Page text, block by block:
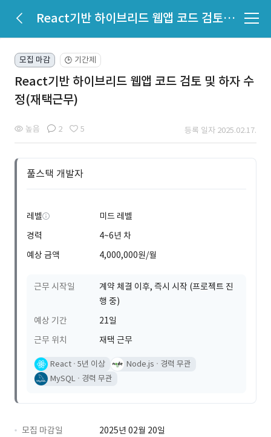
React기반 하이브리드 웹앱 코드 검토 및 하자 수정(재택근무)
모집 마감 🕒 기간제
React기반 하이브리드 웹앱 코드 검토 및 하자 수
정(재택근무)
높음 2 5 등록 일자 2025.02.17.
풀스택 개발자
레벨
미드 레벨
경력
4~6년 차
예상 금액
4,000,000원/월
근무 시작일
계약 체결 이후, 즉시 시작 (프로젝트 진
행 중)
예상 기간
21일
근무 위치
재택 근무
React 5년 이상 Node.js
경력 무관
MySQL
경력 무관
모집 마감일
2025년 02월 20일